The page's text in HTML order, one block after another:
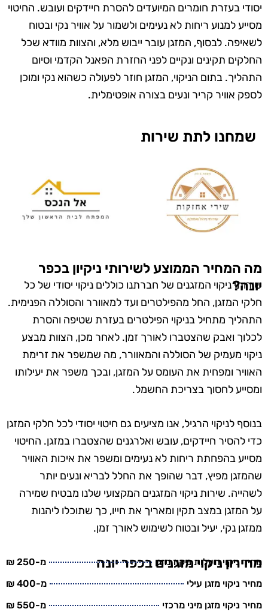
יסודי בעזרת חומרים המיועדים להסרת חיידקים ועובש. החיטוי
מסייע למנוע ריחות לא נעימים ולשמור על אוויר נקי ובטוח
לשאיפה. לבסוף, המזגן עובר ייבוש מלא, והצוות מוודא שכל
החלקים תקינים ונקיים לפני החזרת הפאנל הקדמי וסיום
התהליך. בתום הניקוי, המזגן חוזר לפעולה כשהוא נקי ומוכן
לספק אוויר קריר ונעים בצורה אופטימלית.
שמחנו לתת שירות
מה המחיר הממוצע לשירותי ניקיון בכפר
יונה?
שירותי ניקוי המזגנים של חברתנו כוללים ניקוי יסודי של כל
חלקי המזגן, החל מהפילטרים ועד למאוורר והסוללה הפנימית.
התהליך מתחיל בניקוי הפילטרים בעזרת שטיפה והסרת
לכלוך ואבק שהצטברו לאורך זמן. לאחר מכן, הצוות מבצע
ניקוי מעמיק של הסוללה והמאוורר, מה שמשפר את זרימת
האוויר ומפחית את העומס על המזגן, ובכך משפר את יעילותו
ומסייע לחסוך בצריכת החשמל.
בנוסף לניקוי הרגיל, אנו מציעים גם חיטוי יסודי לכל חלקי המזגן
כדי להסיר חיידקים, עובש ואלרגנים שהצטברו במזגן. החיטוי
מסייע בהפחתת ריחות לא נעימים ומשפר את איכות האוויר
שהמזגן מפיץ, דבר שהופך את החלל לבריא ונעים יותר
לשהייה. שירות ניקוי המזגנים המקצועי שלנו מבטיח שמירה
על המזגן במצב תקין ומאריך את חייו, כך שתוכלו ליהנות
ממזגן נקי, יעיל ובטוח לשימוש לאורך זמן.
מחירון ניקוי מזגנים בכפר יונה
מחיר ניקוי תעלות ניקוז מזגן
מ-250 ₪
מחיר ניקוי מזגן עילי
מ-400 ₪
מחיר ניקוי מזגן מיני מרכזי
מ-550 ₪